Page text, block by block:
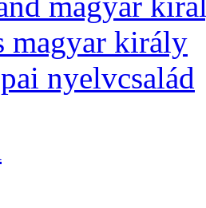
magyar király
nyelvcsalád